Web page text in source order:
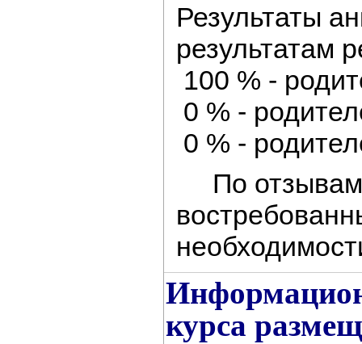
Результаты
результатам
100 % -
0 % -
0 % -
По
курса